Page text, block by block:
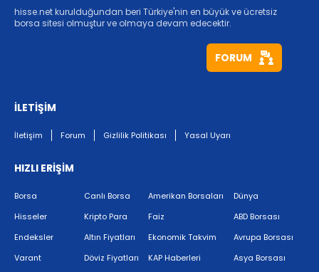
hisse.net kurulduğundan beri Türkiye'nin en büyük ve ücretsiz
borsa sitesi olmuştur ve olmaya devam edecektir.
FORUM
İLETİŞİM
İletişim Forum Gizlilik Politikası Yasal Uyarı
HIZLI ERİŞİM
Borsa
Hisseler
Endeksler
Varant
Canlı Borsa
Kripto Para
Altın Fiyatları
Döviz Fiyatları
Amerikan Borsaları
Faiz
Ekonomik Takvim
KAP Haberleri
Dünya
ABD Borsası
Avrupa Borsası
Asya Borsası